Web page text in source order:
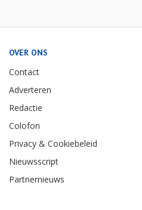
OVER ONS
Contact
Adverteren
Redactie
Colofon
Privacy & Cookiebeleid
Nieuwsscript
Partnernieuws